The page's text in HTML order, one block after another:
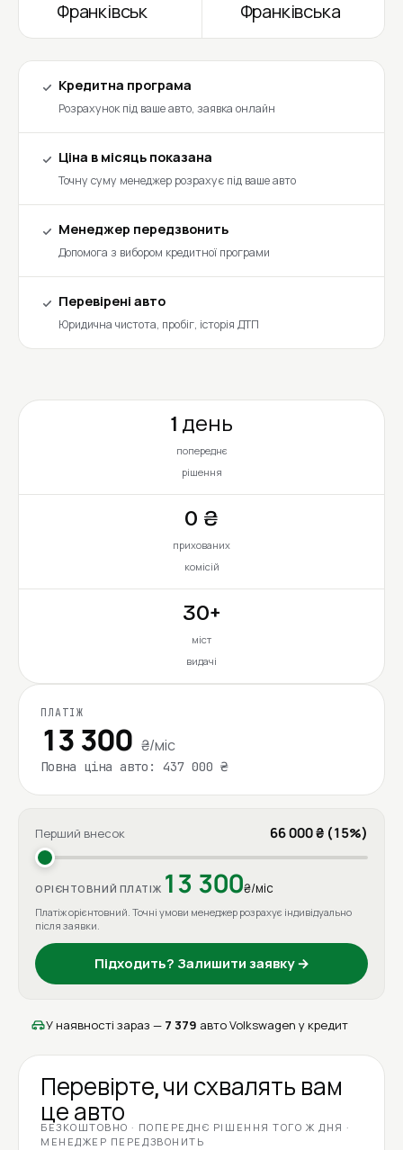
Франківськ
Франківська
Кредитна програма
Розрахунок під ваше авто, заявка онлайн
Ціна в місяць показана
Точну суму менеджер розрахує під ваше авто
Менеджер передзвонить
Допомога з вибором кредитної програми
Перевірені авто
Юридична чистота, пробіг, історія ДТП
1 день
попереднє
рішення
0 ₴
прихованих
комісій
30+
міст
видачі
ПЛАТІЖ
13 300 ₴/міс
Повна ціна авто: 437 000 ₴
Перший внесок 66 000 ₴ (15%)
ОРІЄНТОВНИЙ ПЛАТІЖ 13 300₴/міс
Платіж орієнтовний. Точні умови менеджер розрахує індивідуально
після заявки.
Підходить? Залишити заявку →
У наявності зараз — 7 379 авто Volkswagen у кредит
Перевірте, чи схвалять вам
це авто
БЕЗКОШТОВНО · ПОПЕРЕДНЄ РІШЕННЯ ТОГО Ж ДНЯ ·
МЕНЕДЖЕР ПЕРЕДЗВОНИТЬ